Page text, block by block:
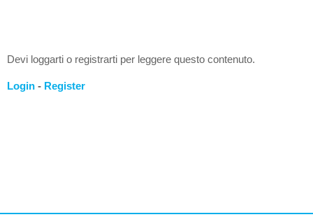
Devi loggarti o registrarti per leggere questo contenuto.
Login - Register